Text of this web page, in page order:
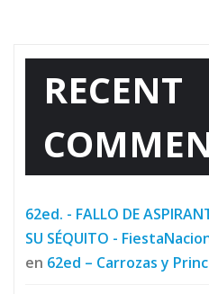
RECENT
62ed. - FALLO DE
SU SÉQUITO -
en 62ed – Carrozas y